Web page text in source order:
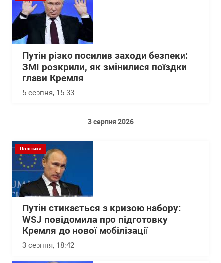
Путін різко посилив заходи безпеки:
ЗМІ розкрили, як змінилися поїздки
глави Кремля
5 серпня, 15:33
3 серпня 2026
Політика
Путін стикається з кризою набору:
WSJ повідомила про підготовку
Кремля до нової мобілізації
3 серпня, 18:42